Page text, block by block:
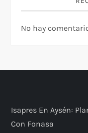
No hay
Isapres En Aysén:
Con Fonasa